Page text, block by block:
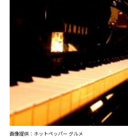
画像提供：ホットペッパー グルメ